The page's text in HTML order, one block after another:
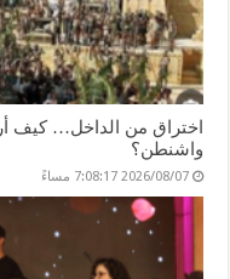
اختراق من الداخل… كيف
واشنطن؟
2026/08/07 7:08:17 مساءً